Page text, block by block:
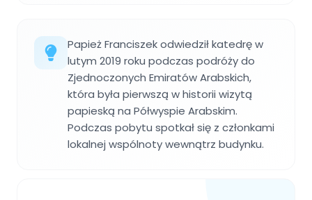
Papież Franciszek odwiedził katedrę w
lutym 2019 roku podczas podróży do
Zjednoczonych Emiratów Arabskich,
która była pierwszą w historii wizytą
papieską na Półwyspie Arabskim.
Podczas pobytu spotkał się z członkami
lokalnej wspólnoty wewnątrz budynku.